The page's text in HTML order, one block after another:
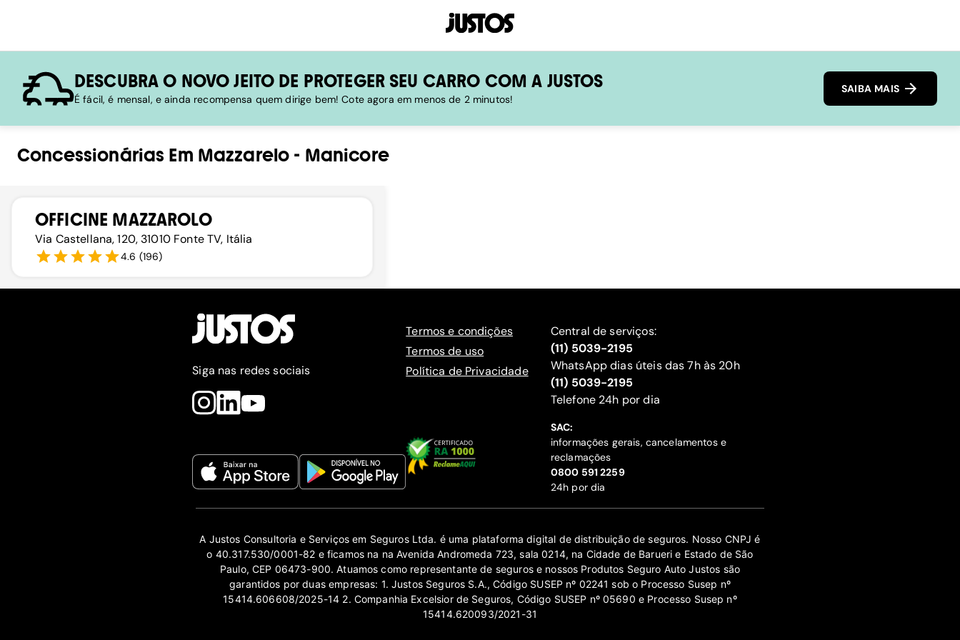
DESCUBRA O NOVO JEITO DE PROTEGER SEU CARRO COM A JUSTOS
É fácil, é mensal, e ainda recompensa quem dirige bem! Cote agora em menos de 2 minutos!
SAIBA MAIS
Concessionárias Em Mazzarelo - Manicore
OFFICINE MAZZAROLO
Via Castellana, 120, 31010 Fonte TV, Itália
4.6 (196)
Siga nas redes sociais
Termos e condições
Termos de uso
Política de Privacidade
Central de serviços:
(11) 5039-2195
WhatsApp dias úteis das 7h às 20h
(11) 5039-2195
‍Telefone 24h por dia
SAC:
informações gerais, cancelamentos e
reclamações
‍0800 591 2259
24h por dia
A Justos Consultoria e Serviços em Seguros Ltda. é uma plataforma digital de distribuição de seguros. Nosso CNPJ é
o 40.317.530/0001-82 e ficamos na na Avenida Andromeda 723, sala 0214, na Cidade de Barueri e Estado de São
Paulo, CEP 06473-900. Atuamos como representante de seguros e nossos Produtos Seguro Auto Justos são
garantidos por duas empresas: 1. Justos Seguros S.A., Código SUSEP nº 02241 sob o Processo Susep nº
15414.606608/2025-14 2. Companhia Excelsior de Seguros, Código SUSEP nº 05690 e Processo Susep nº
15414.620093/2021-31